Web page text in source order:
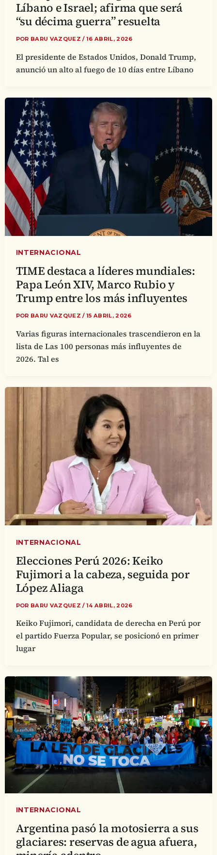
Líbano e Israel; afirma que será
“su décima guerra” resuelta
POR BARU VAZQUEZ/ 16 ABRIL, 2026
El presidente de Estados Unidos, Donald Trump,
anunció un alto al fuego de 10 días entre Líbano
INTERNACIONAL
TIME destaca a líderes mundiales:
Papa León XIV, Marco Rubio y
Trump entre los más influyentes
POR BARU VAZQUEZ/ 15 ABRIL, 2026
Varias figuras internacionales trascendieron en la
lista de Las 100 personas más influyentes de
2026. Tal es
INTERNACIONAL
Elecciones Perú 2026: Keiko
Fujimori a la cabeza, seguida por
López Aliaga
POR BARU VAZQUEZ/ 14 ABRIL, 2026
Keiko Fujimori, candidata de derecha en Perú por
el partido Fuerza Popular, se posicionó en primer
lugar
INTERNACIONAL
Argentina pasó la motosierra a sus
glaciares: reservas de agua afuera,